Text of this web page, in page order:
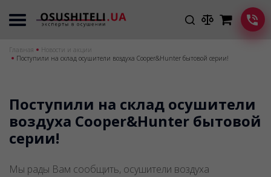
Главная
Новости и акции
Поступили на склад осушители воздуха Cooper&Hunter бытовой серии!
Поступили на склад осушители
воздуха Cooper&Hunter бытовой
серии!
Мы рады Вам сообщить, осушители воздуха